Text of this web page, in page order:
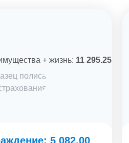
+ жизнь: 11 295.25
полиса
5 082.00